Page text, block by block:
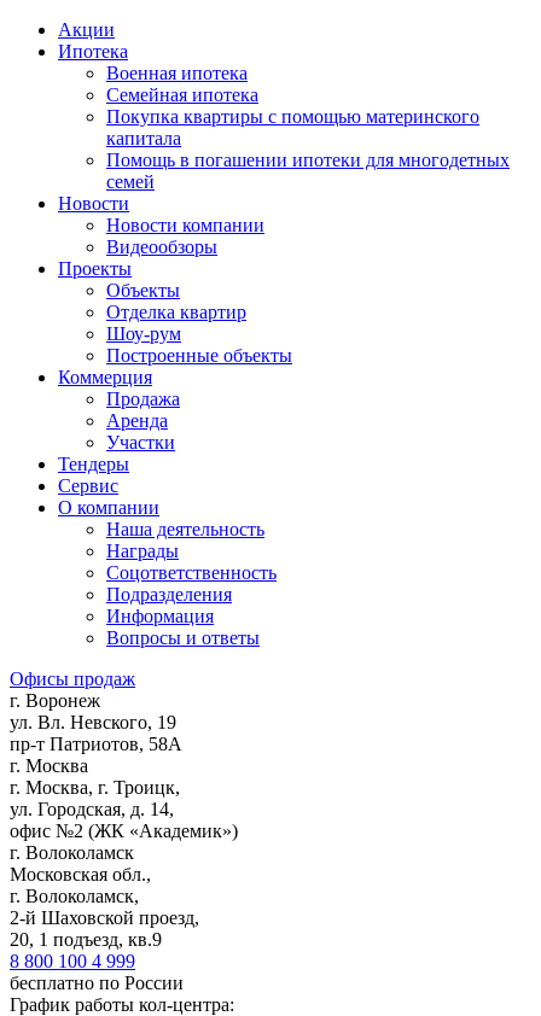
Акции
Ипотека
Военная ипотека
Семейная ипотека
Покупка квартиры с помощью материнского
капитала
Помощь в погашении ипотеки для многодетных
семей
Новости
Новости компании
Видеообзоры
Проекты
Объекты
Отделка квартир
Шоу-рум
Построенные объекты
Коммерция
Продажа
Аренда
Участки
Тендеры
Сервис
О компании
Наша деятельность
Награды
Соцответственность
Подразделения
Информация
Вопросы и ответы
Офисы продаж
г. Воронеж
ул. Вл. Невского, 19
пр-т Патриотов, 58А
г. Москва
г. Москва, г. Троицк,
ул. Городская, д. 14,
офис №2 (ЖК «Академик»)
г. Волоколамск
Московская обл.,
г. Волоколамск,
2-й Шаховской проезд,
20, 1 подъезд, кв.9
8 800 100 4 999
бесплатно по России
График работы кол-центра: